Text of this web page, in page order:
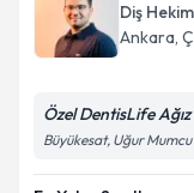
E-posta
Kişisel
Metni'ni
Diş
Ankara,
Özel DentisLife Ağız
Büyükesat, Uğur